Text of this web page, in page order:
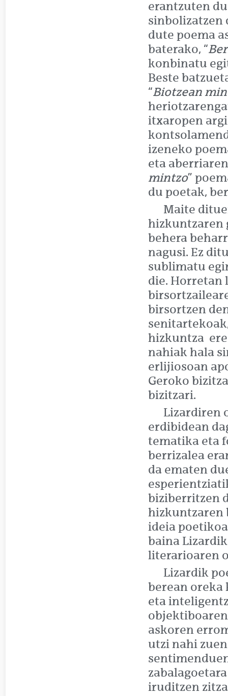
erantzuten
sinbolizatzen
dute poema
baterako, “
konbinatu
Beste
“Biotzean
itxaropen
izeneko
eta
mintzo”
du poetak,
Maite
hizkuntzaren
behera
nagusi. Ez
sublimatu
die. Horretan
birsortzen
hizkuntza ere
nahiak hala
erlijiosoan
Geroko
bizitzari.
Lizardiren
erdibidean
tematika eta
berrizalea
da ematen
biziberritzen
hizkuntzaren
ideia
baina
literarioaren
Lizardik
berean oreka
eta
askoren
utzi nahi
iruditzen